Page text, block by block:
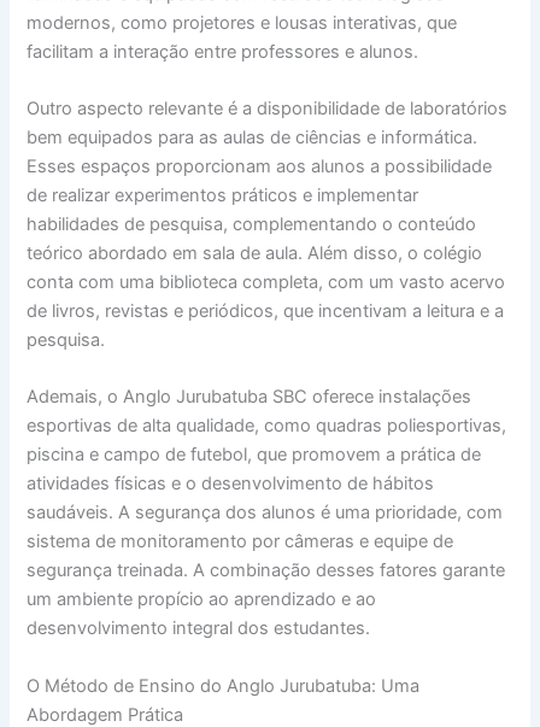
modernos, como projetores e lousas interativas, que
facilitam a interação entre professores e alunos.
Outro aspecto relevante é a disponibilidade de laboratórios
bem equipados para as aulas de ciências e informática.
Esses espaços proporcionam aos alunos a possibilidade
de realizar experimentos práticos e implementar
habilidades de pesquisa, complementando o conteúdo
teórico abordado em sala de aula. Além disso, o colégio
conta com uma biblioteca completa, com um vasto acervo
de livros, revistas e periódicos, que incentivam a leitura e a
pesquisa.
Ademais, o Anglo Jurubatuba SBC oferece instalações
esportivas de alta qualidade, como quadras poliesportivas,
piscina e campo de futebol, que promovem a prática de
atividades físicas e o desenvolvimento de hábitos
saudáveis. A segurança dos alunos é uma prioridade, com
sistema de monitoramento por câmeras e equipe de
segurança treinada. A combinação desses fatores garante
um ambiente propício ao aprendizado e ao
desenvolvimento integral dos estudantes.
O Método de Ensino do Anglo Jurubatuba: Uma
Abordagem Prática